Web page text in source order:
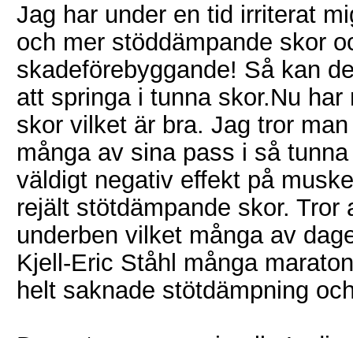
Jag har under en tid irriterat
och mer stöddämpande skor
skadeförebyggande! Så kan
att springa i tunna skor.Nu
skor vilket är bra. Jag tror
många av sina pass i så
väldigt negativ effekt på
rejält stötdämpande skor.
underben vilket många av
Kjell-Eric Ståhl många
helt saknade stötdämpning